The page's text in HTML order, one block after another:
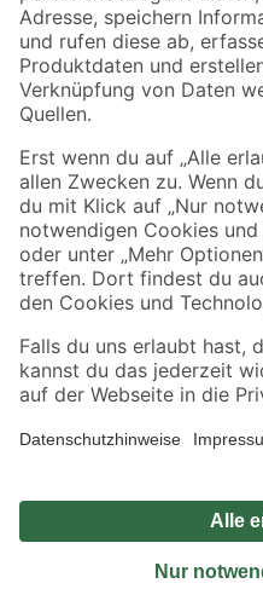
Zahlungsarten
Sicher einkaufen
Jetzt die toom-App
Alle Preisangaben in EUR inkl. gesetzl.
Umständen nicht in allen Märkten
Produkte nur solange der Vorrat reicht.
*Paketversand ab 59 € versandkostenfrei,
Privatsphäre
Nutzungsbedingungen